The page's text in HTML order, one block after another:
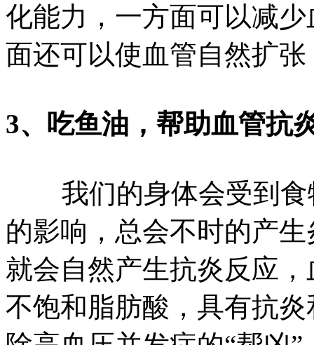
化能力，一方面可以减
面还可以使血管自然扩
3、吃鱼油，帮助血管抗
我们的身体会受到食
的影响，总会不时的产
就会自然产生抗炎反应
不饱和脂肪酸，具有抗